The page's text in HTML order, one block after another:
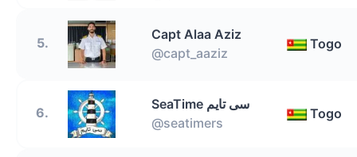
5.
Capt Alaa Aziz
@capt_aaziz
Togo
6.
SeaTime سی تایم
@seatimers
Togo